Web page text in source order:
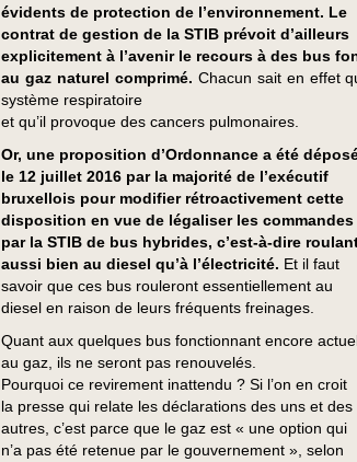
évidents de protection de l’environnement. Le
contrat de gestion de la STIB prévoit d’ailleurs
explicitement à l’avenir le recours à des bus
au gaz naturel comprimé. Chacun sait en effet
système respiratoire
et qu’il provoque des cancers pulmonaires.
Or, une proposition d’Ordonnance a été
le 12 juillet 2016 par la majorité de l’exécutif
bruxellois pour modifier rétroactivement cette
disposition en vue de légaliser les commandes
par la STIB de bus hybrides, c’est-à-dire
aussi bien au diesel qu’à l’électricité. Et il faut
savoir que ces bus rouleront essentiellement au
diesel en raison de leurs fréquents freinages.
Quant aux quelques bus fonctionnant encore
au gaz, ils ne seront pas renouvelés.
Pourquoi ce revirement inattendu ? Si l’on en croit
la presse qui relate les déclarations des uns et des
autres, c’est parce que le gaz est « une option qui
n’a pas été retenue par le gouvernement », selon